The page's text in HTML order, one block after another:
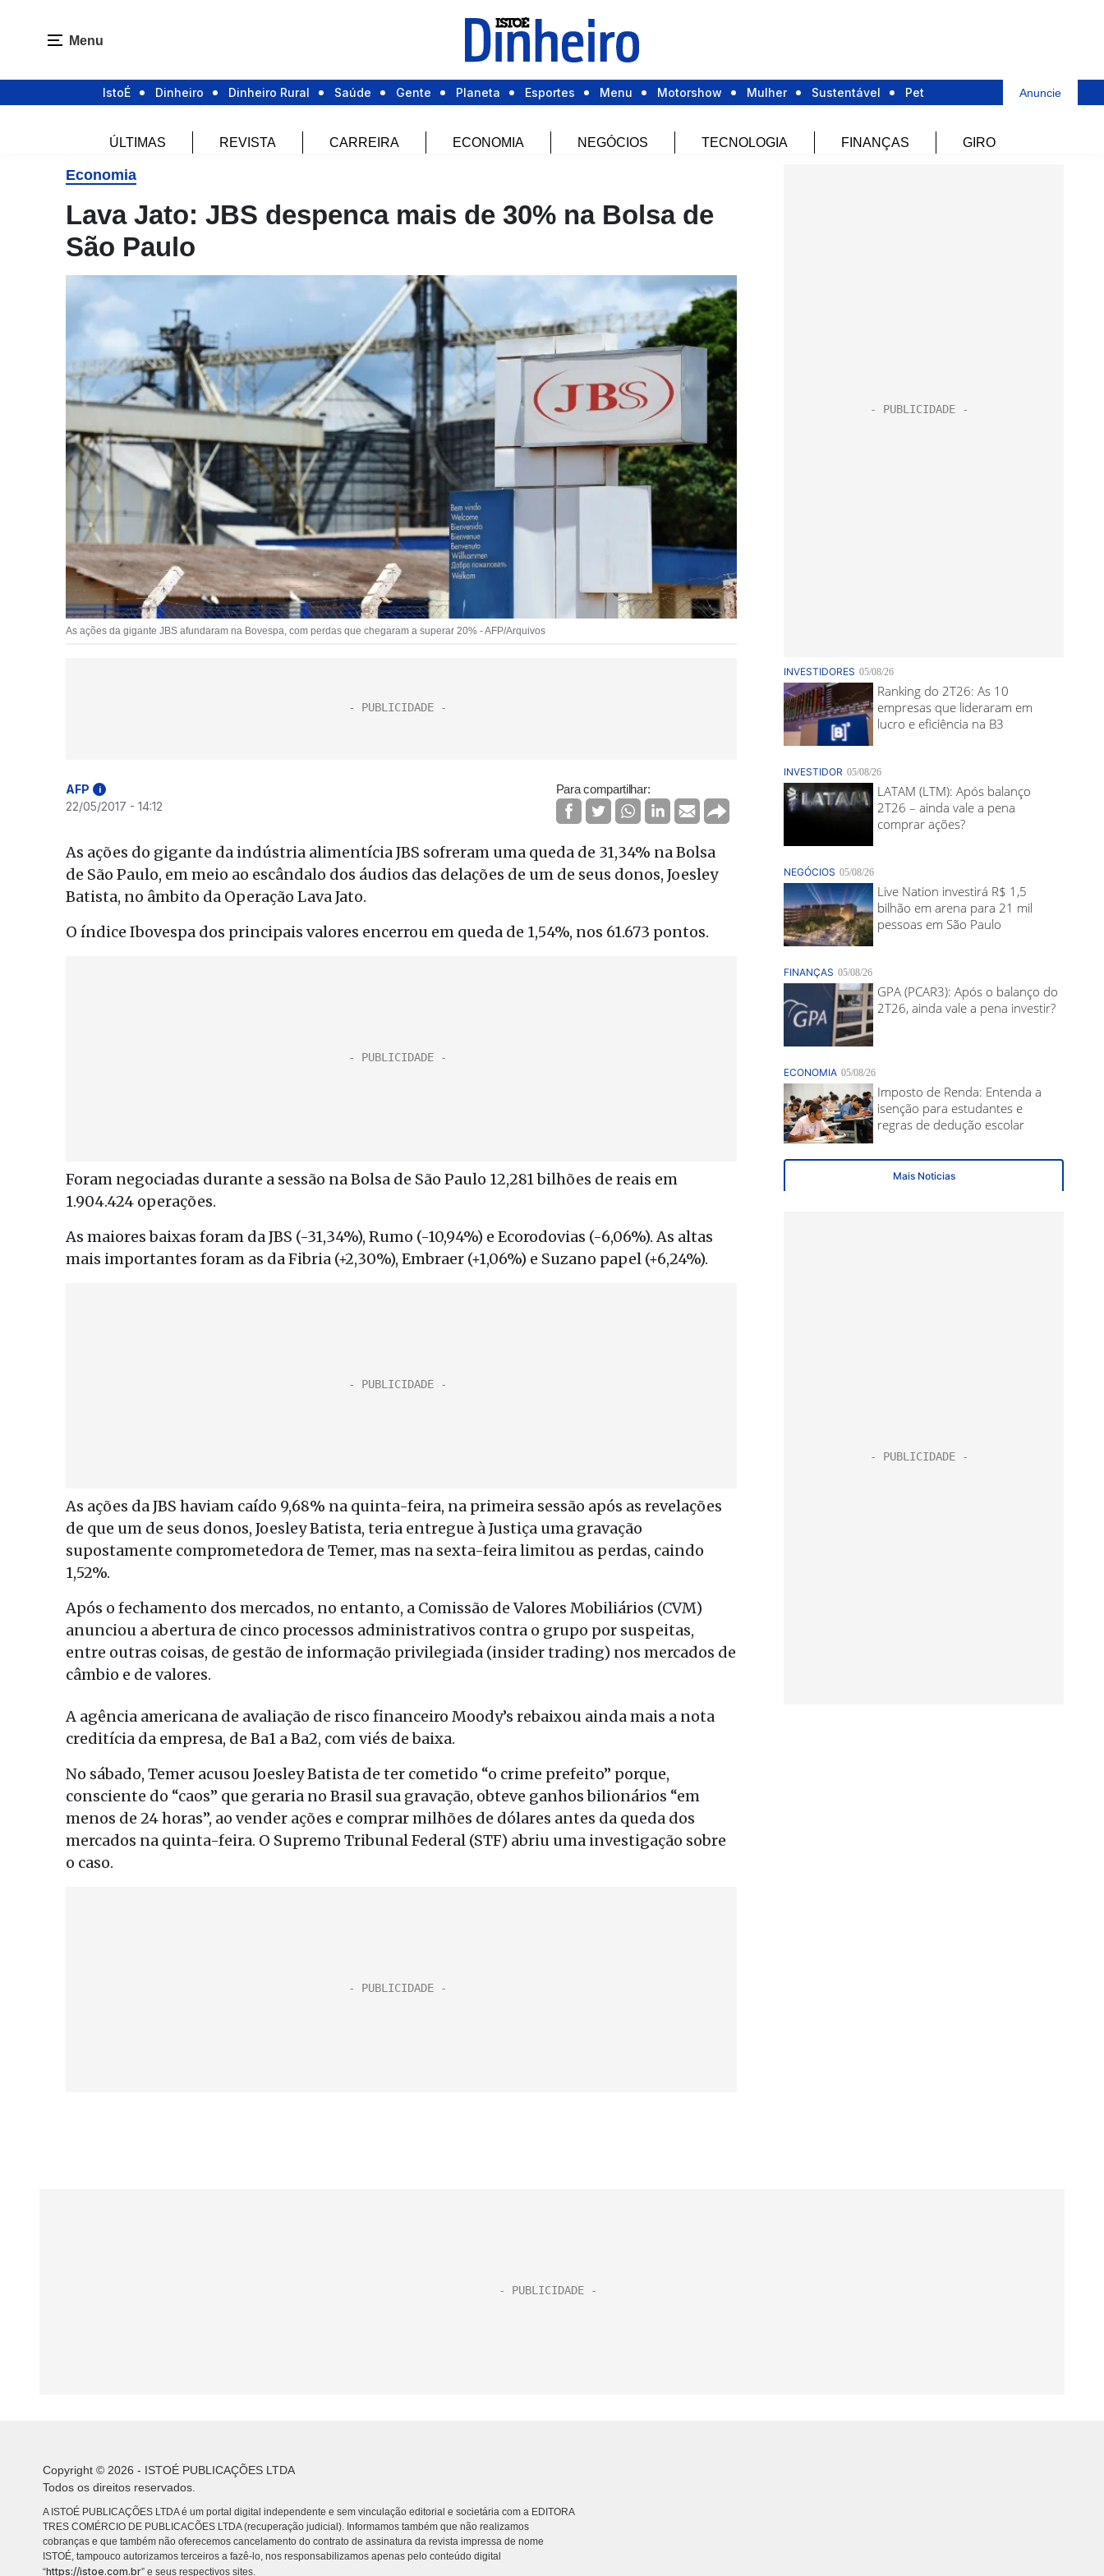
Menu
IstoÉ Dinheiro Dinheiro Rural Saúde Gente Planeta Esportes Menu Motorshow Mulher Sustentável Pet Anuncie
ÚLTIMAS REVISTA CARREIRA ECONOMIA NEGÓCIOS TECNOLOGIA FINANÇAS GIRO
Economia
Lava Jato: JBS despenca mais de 30% na Bolsa de
São Paulo
As ações da gigante JBS afundaram na Bovespa, com perdas que chegaram a superar 20% - AFP/Arquivos
AFP i
22/05/2017 - 14:12
Para compartilhar:
As ações do gigante da indústria alimentícia JBS sofreram uma queda de 31,34% na Bolsa
de São Paulo, em meio ao escândalo dos áudios das delações de um de seus donos, Joesley
Batista, no âmbito da Operação Lava Jato.
O índice Ibovespa dos principais valores encerrou em queda de 1,54%, nos 61.673 pontos.
Foram negociadas durante a sessão na Bolsa de São Paulo 12,281 bilhões de reais em
1.904.424 operações.
As maiores baixas foram da JBS (-31,34%), Rumo (-10,94%) e Ecorodovias (-6,06%). As altas
mais importantes foram as da Fibria (+2,30%), Embraer (+1,06%) e Suzano papel (+6,24%).
As ações da JBS haviam caído 9,68% na quinta-feira, na primeira sessão após as revelações
de que um de seus donos, Joesley Batista, teria entregue à Justiça uma gravação
supostamente comprometedora de Temer, mas na sexta-feira limitou as perdas, caindo
1,52%.
Após o fechamento dos mercados, no entanto, a Comissão de Valores Mobiliários (CVM)
anunciou a abertura de cinco processos administrativos contra o grupo por suspeitas,
entre outras coisas, de gestão de informação privilegiada (insider trading) nos mercados de
câmbio e de valores.
A agência americana de avaliação de risco financeiro Moody’s rebaixou ainda mais a nota
creditícia da empresa, de Ba1 a Ba2, com viés de baixa.
No sábado, Temer acusou Joesley Batista de ter cometido “o crime prefeito” porque,
consciente do “caos” que geraria no Brasil sua gravação, obteve ganhos bilionários “em
menos de 24 horas”, ao vender ações e comprar milhões de dólares antes da queda dos
mercados na quinta-feira. O Supremo Tribunal Federal (STF) abriu uma investigação sobre
o caso.
Copyright © 2026 - ISTOÉ PUBLICAÇÕES LTDA
Todos os direitos reservados.
A ISTOÉ PUBLICAÇÕES LTDA é um portal digital independente e sem vinculação editorial e societária com a EDITORA
TRES COMÉRCIO DE PUBLICACÕES LTDA (recuperação judicial). Informamos também que não realizamos
cobranças e que também não oferecemos cancelamento do contrato de assinatura da revista impressa de nome
ISTOÉ, tampouco autorizamos terceiros a fazê-lo, nos responsabilizamos apenas pelo conteúdo digital
“https://istoe.com.br” e seus respectivos sites.